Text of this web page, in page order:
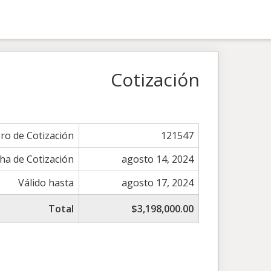
Cotización
de Cotización
121547
de Cotización
agosto 14, 2024
Válido hasta
agosto 17, 2024
Total
$3,198,000.00